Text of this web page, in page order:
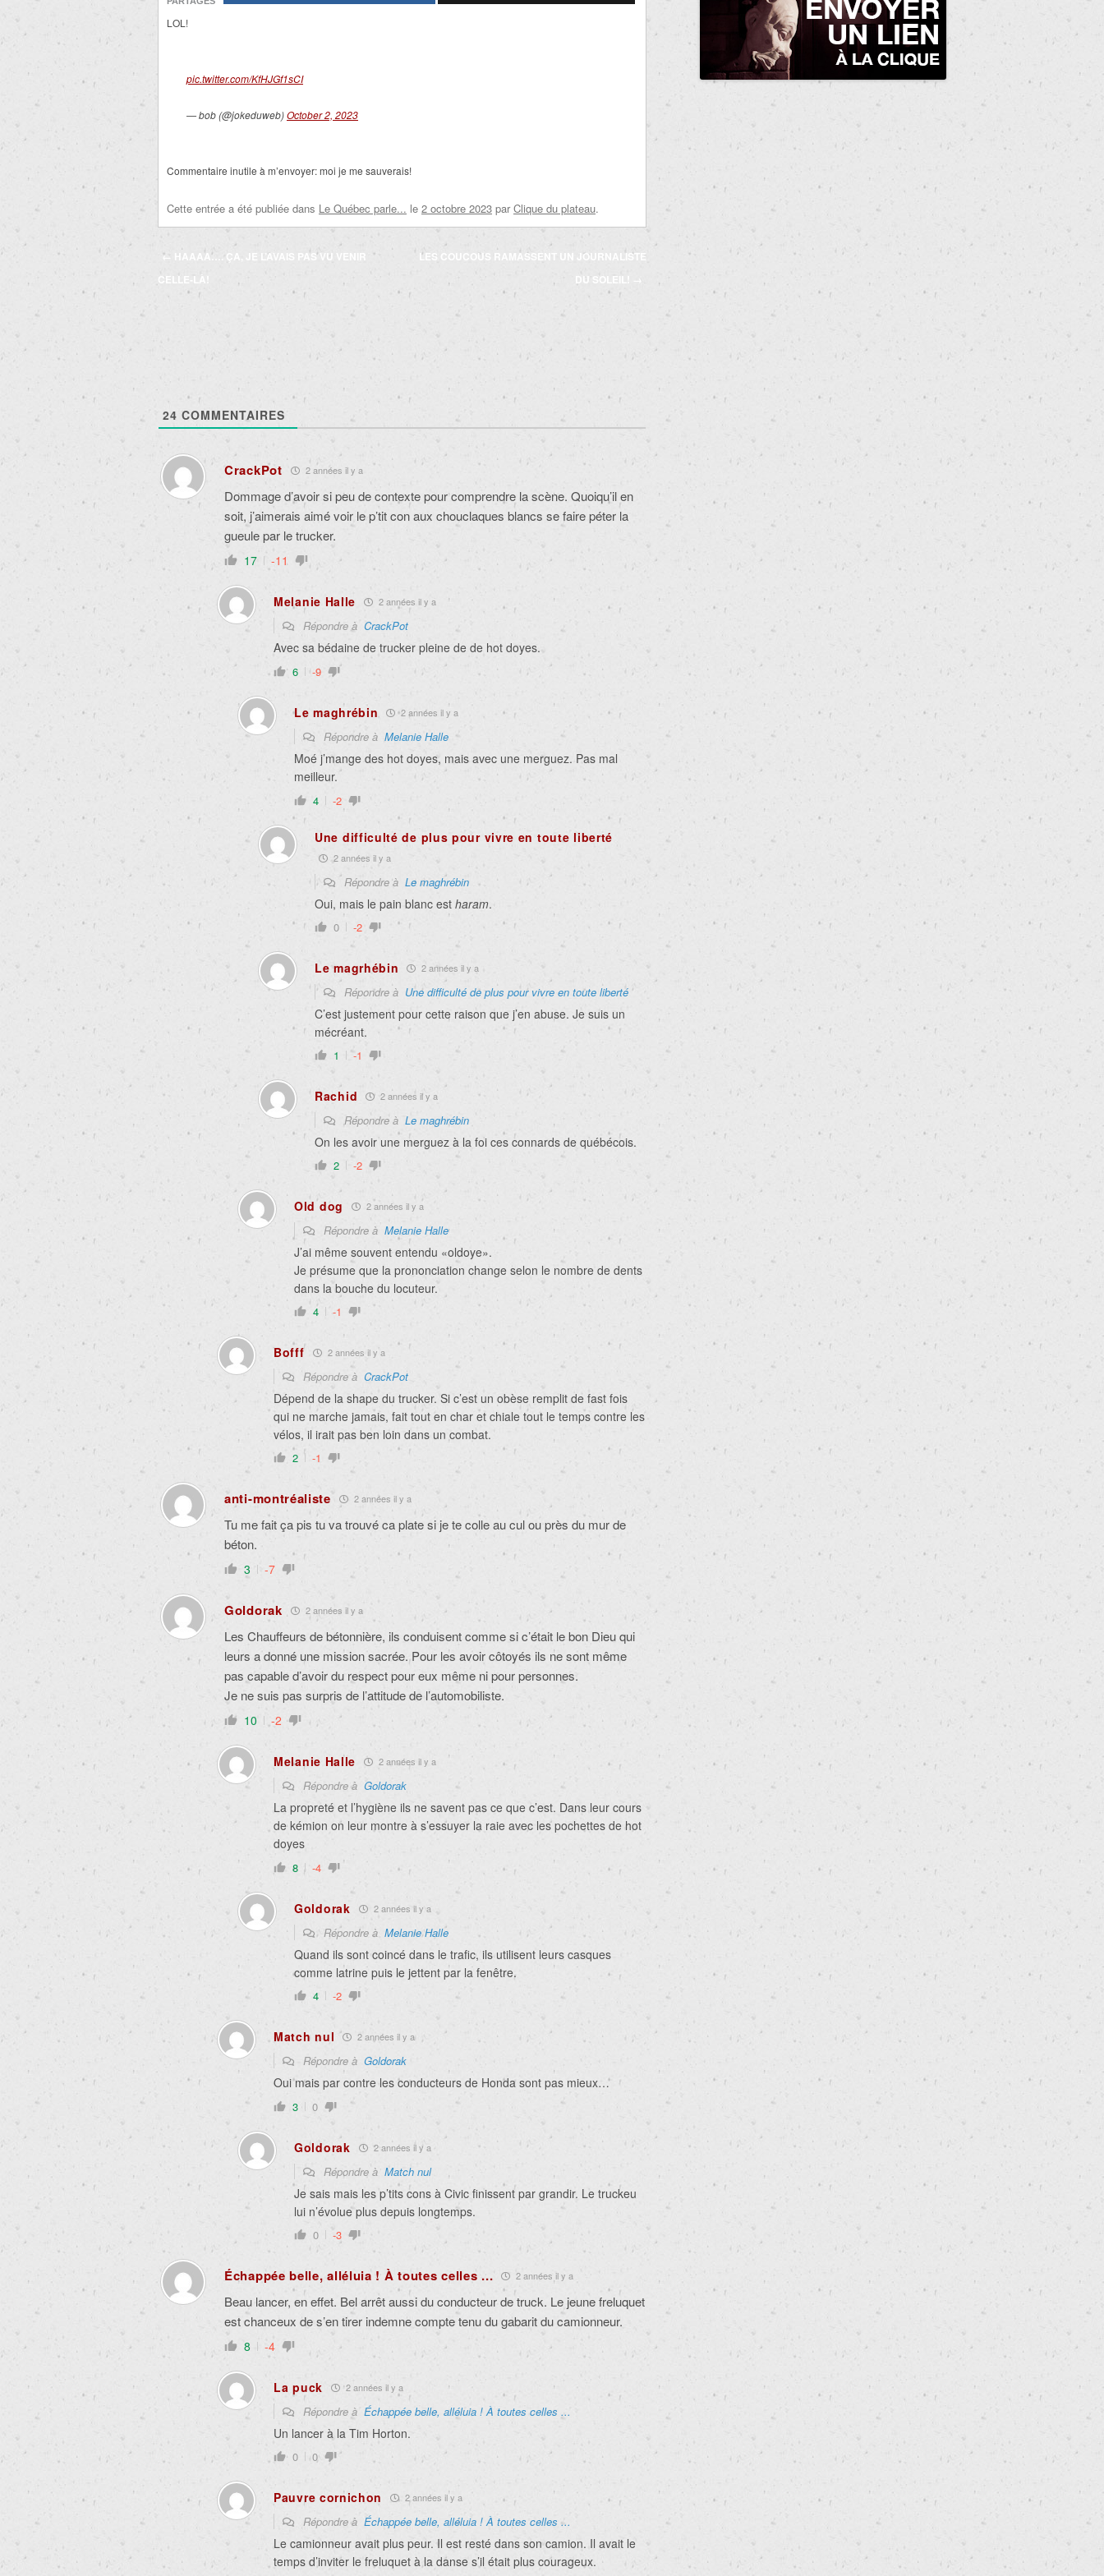
LOL!
pic.twitter.com/KfHJGf1sCI
— bob (@jokeduweb)October 2, 2023
Commentaire inutile à m’envoyer: moi je me sauverais!
Cette entrée a été publiée dans Le Québec parle... le 2 octobre 2023 par Clique du plateau.
Navigation
des
articles
← HAAAA…. ÇA, JE L’AVAIS PAS VU VENIR
CELLE-LÀ!
LES COUCOUS RAMASSENT UN JOURNALISTE
DU SOLEIL!
→
24 COMMENTAIRES
CrackPot 2 années il y a
Dommage d’avoir si peu de contexte pour comprendre la scène. Quoiqu’il en
soit, j’aimerais aimé voir le p’tit con aux chouclaques blancs se faire péter la
gueule par le trucker.
17 -11
Melanie Halle 2 années il y a
Répondre à CrackPot
Avec sa bédaine de trucker pleine de de hot doyes.
6 -9
Le maghrébin 2 années il y a
Répondre à Melanie Halle
Moé j’mange des hot doyes, mais avec une merguez. Pas mal
meilleur.
4 -2
Une difficulté de plus pour vivre en toute liberté
2 années il y a
Répondre à Le maghrébin
Oui, mais le pain blanc est haram.
0 -2
Le magrhébin 2 années il y a
Répondre à Une difficulté de plus pour vivre en toute liberté
C’est justement pour cette raison que j’en abuse. Je suis un
mécréant.
1 -1
Rachid 2 années il y a
Répondre à Le maghrébin
On les avoir une merguez à la foi ces connards de québécois.
2 -2
Old dog 2 années il y a
Répondre à Melanie Halle
J’ai même souvent entendu «oldoye».
Je présume que la prononciation change selon le nombre de dents
dans la bouche du locuteur.
4 -1
Bofff 2 années il y a
Répondre à CrackPot
Dépend de la shape du trucker. Si c’est un obèse remplit de fast fois
qui ne marche jamais, fait tout en char et chiale tout le temps contre les
vélos, il irait pas ben loin dans un combat.
2 -1
anti-montréaliste 2 années il y a
Tu me fait ça pis tu va trouvé ca plate si je te colle au cul ou près du mur de
béton.
3 -7
Goldorak 2 années il y a
Les Chauffeurs de bétonnière, ils conduisent comme si c’était le bon Dieu qui
leurs a donné une mission sacrée. Pour les avoir côtoyés ils ne sont même
pas capable d’avoir du respect pour eux même ni pour personnes.
Je ne suis pas surpris de l’attitude de l’automobiliste.
10 -2
Melanie Halle 2 années il y a
Répondre à Goldorak
La propreté et l’hygiène ils ne savent pas ce que c’est. Dans leur cours
de kémion on leur montre à s’essuyer la raie avec les pochettes de hot
doyes
8 -4
Goldorak 2 années il y a
Répondre à Melanie Halle
Quand ils sont coincé dans le trafic, ils utilisent leurs casques
comme latrine puis le jettent par la fenêtre.
4 -2
Match nul 2 années il y a
Répondre à Goldorak
Oui mais par contre les conducteurs de Honda sont pas mieux…
3 0
Goldorak 2 années il y a
Répondre à Match nul
Je sais mais les p’tits cons à Civic finissent par grandir. Le truckeu
lui n’évolue plus depuis longtemps.
0 -3
Échappée belle, alléluia ! À toutes celles ... 2 années il y a
Beau lancer, en effet. Bel arrêt aussi du conducteur de truck. Le jeune freluquet
est chanceux de s’en tirer indemne compte tenu du gabarit du camionneur.
8 -4
La puck 2 années il y a
Répondre à Échappée belle, alléluia ! À toutes celles ...
Un lancer à la Tim Horton.
0 0
Pauvre cornichon 2 années il y a
Répondre à Échappée belle, alléluia ! À toutes celles ...
Le camionneur avait plus peur. Il est resté dans son camion. Il avait le
temps d’inviter le freluquet à la danse s’il était plus courageux.